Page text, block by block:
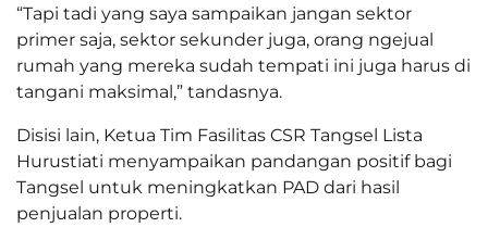
“Tapi tadi yang saya sampaikan jangan sektor
primer saja, sektor sekunder juga, orang ngejual
rumah yang mereka sudah tempati ini juga harus di
tangani maksimal,” tandasnya.
Disisi lain, Ketua Tim Fasilitas CSR Tangsel Lista
Hurustiati menyampaikan pandangan positif bagi
Tangsel untuk meningkatkan PAD dari hasil
penjualan properti.